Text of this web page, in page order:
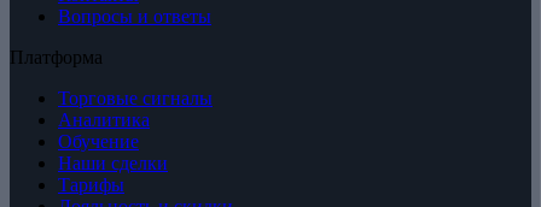
Вопросы и ответы
Платформа
Торговые сигналы
Аналитика
Обучение
Наши сделки
Тарифы